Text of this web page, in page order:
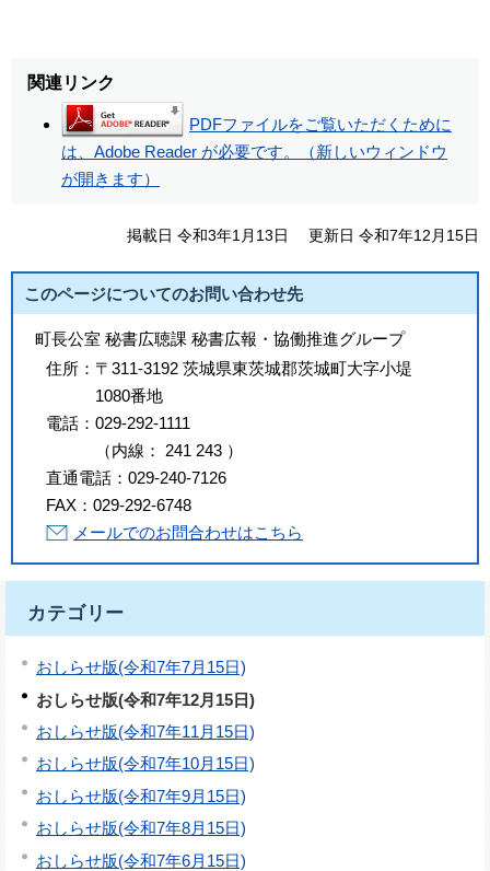
関連リンク
PDFファイルをご覧いただくために
は、Adobe Reader が必要です。（新しいウィンドウ
が開きます）
掲載日 令和3年1月13日 更新日 令和7年12月15日
このページについてのお問い合わせ先
町長公室 秘書広聴課 秘書広報・協働推進グループ
住所： 〒311-3192 茨城県東茨城郡茨城町大字小堤
1080番地
電話： 029-292-1111
（内線 ： 241 243 ）
直通電話： 029-240-7126
FAX： 029-292-6748
メールでのお問合わせはこちら
カテゴリー
おしらせ版(令和7年7月15日)
おしらせ版(令和7年12月15日)
おしらせ版(令和7年11月15日)
おしらせ版(令和7年10月15日)
おしらせ版(令和7年9月15日)
おしらせ版(令和7年8月15日)
おしらせ版(令和7年6月15日)